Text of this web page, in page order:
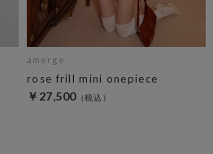
amerge.
rose frill mini onepiece
￥27,500